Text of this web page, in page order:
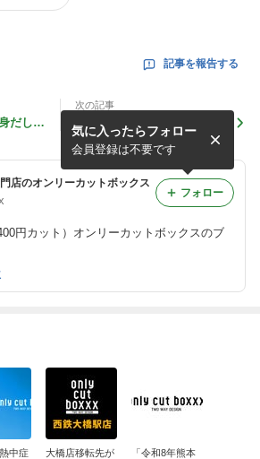
記事を報告する
だしな
次の記事
汗と皮脂でベタつく季節にス
ッキリカット！
店のオンリーカットボックス
円カット）オンリーカットボックスのブ
気に入ったらフォロー
会員登録は不要です
フォロー
中症
大橋店移転先が
「令和8年熊本